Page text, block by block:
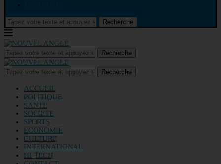
Recherche
Recherche
Recherche
ACCUEIL
POLITIQUE
SANTE
SOCIETE
SPORTS
ECONOMIE
CULTURE
INTERNATIONAL
HI-TECH